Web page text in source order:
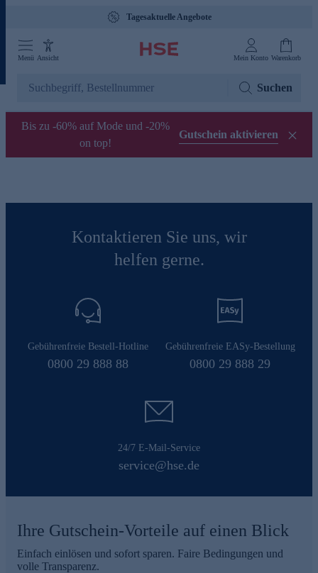
Tagesaktuelle Angebote
Menü Ansicht Mein Konto Warenkorb
Suchen
Bis zu -60% auf Mode und -20%
on top!
Gutschein aktivieren
Kontaktieren Sie uns, wir
helfen gerne.
Gebührenfreie Bestell-Hotline
0800 29 888 88
Gebührenfreie EASy-Bestellung
0800 29 888 29
24/7 E-Mail-Service
service@hse.de
Ihre Gutschein-Vorteile auf einen Blick
Einfach einlösen und sofort sparen. Faire Bedingungen und
volle Transparenz.